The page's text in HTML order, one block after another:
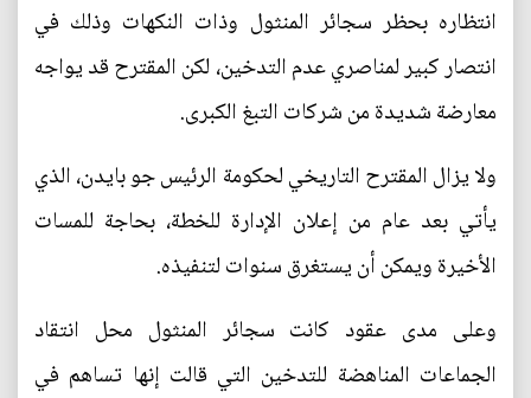
انتظاره بحظر سجائر المنثول وذات النكهات وذلك في
انتصار كبير لمناصري عدم التدخين، لكن المقترح قد يواجه
معارضة شديدة من شركات التبغ الكبرى.
ولا يزال المقترح التاريخي لحكومة الرئيس جو بايدن، الذي
يأتي بعد عام من إعلان الإدارة للخطة، بحاجة للمسات
الأخيرة ويمكن أن يستغرق سنوات لتنفيذه.
وعلى مدى عقود كانت سجائر المنثول محل انتقاد
الجماعات المناهضة للتدخين التي قالت إنها تساهم في